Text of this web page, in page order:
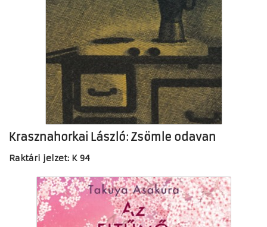
Krasznahorkai László: Zsömle odavan
Raktári jelzet: K 94